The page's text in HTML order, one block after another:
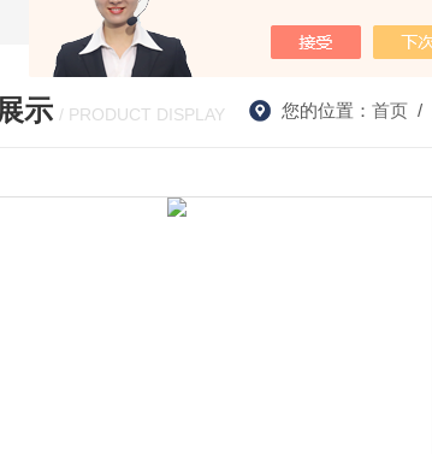
示 / PRODUCT DISPLAY 您的位置： 首页/